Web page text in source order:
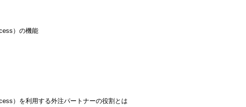
）の機能
）を利用する外注パートナーの役割とは